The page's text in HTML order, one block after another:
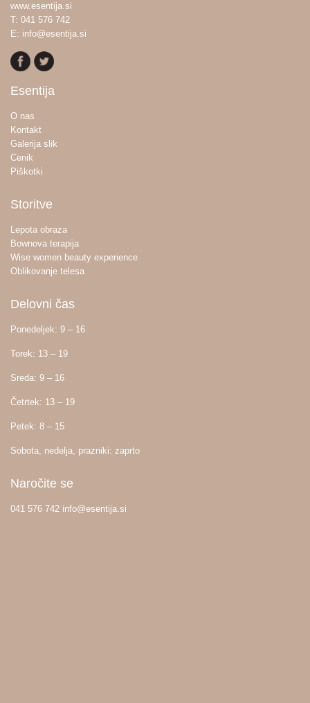
www.esentija.si
T: 041 576 742
E: info@esentija.si
Esentija
O nas
Kontakt
Galerija slik
Cenik
Piškotki
Storitve
Lepota obraza
Bownova terapija
Wise women beauty experience
Oblikovanje telesa
Delovni čas
Ponedeljek: 9 – 16
Torek: 13 – 19
Sreda: 9 – 16
Četrtek: 13 – 19
Petek: 8 – 15
Sobota, nedelja, prazniki: zaprto
Naročite se
041 576 742 info@esentija.si